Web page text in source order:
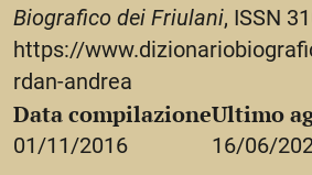
Biografico dei Friulani, ISSN
https://
rdan-andrea
Data compilazione
01/11/2016
Ultimo
16/06/